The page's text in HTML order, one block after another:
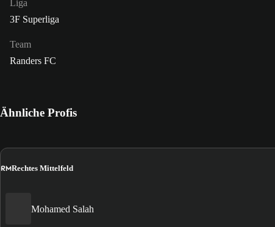
Liga
3F Superliga
Team
Randers FC
Ähnliche Profis
RMRechtes Mittelfeld
Mohamed Salah